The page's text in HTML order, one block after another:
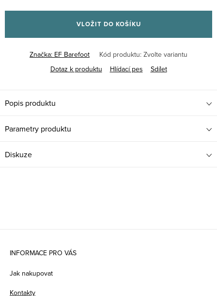
cena:
VLOŽIT DO KOŠÍKU
Značka: EF Barefoot Kód produktu: Zvolte variantu
Dotaz k produktu
Hlídací pes Sdílet
Popis produktu
Parametry produktu
Diskuze
INFORMACE PRO VÁS
Jak nakupovat
Kontakty